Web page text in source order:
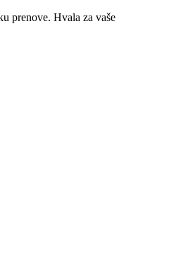
prenove. Hvala za vaše